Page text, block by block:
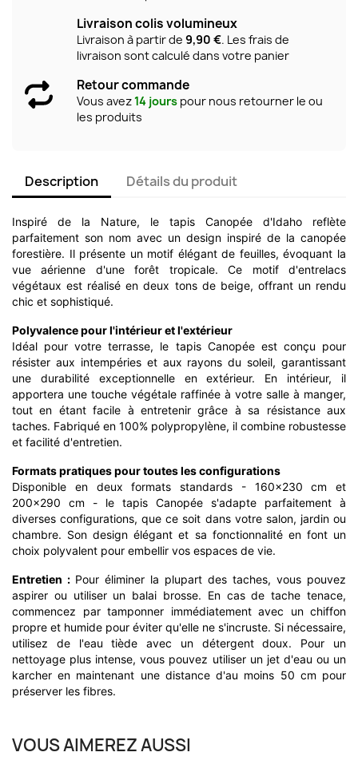
Livraison colis volumineux
Livraison à partir de 9,90 €. Les frais de
livraison sont calculé dans votre panier
Retour commande
Vous avez14 jours pour nous retourner le ou
les produits
Description Détails du produit
Inspiré de la Nature, le tapis Canopée d'Idaho reflète
parfaitement son nom avec un design inspiré de la canopée
forestière. Il présente un motif élégant de feuilles, évoquant la
vue aérienne d'une forêt tropicale. Ce motif d'entrelacs
végétaux est réalisé en deux tons de beige, offrant un rendu
chic et sophistiqué.
Polyvalence pour l'intérieur et l'extérieur
Idéal pour votre terrasse, le tapis Canopée est conçu pour
résister aux intempéries et aux rayons du soleil, garantissant
une durabilité exceptionnelle en extérieur. En intérieur, il
apportera une touche végétale raffinée à votre salle à manger,
tout en étant facile à entretenir grâce à sa résistance aux
taches. Fabriqué en 100% polypropylène, il combine robustesse
et facilité d'entretien.
Formats pratiques pour toutes les configurations
Disponible en deux formats standards - 160x230 cm et
200x290 cm - le tapis Canopée s'adapte parfaitement à
diverses configurations, que ce soit dans votre salon, jardin ou
chambre. Son design élégant et sa fonctionnalité en font un
choix polyvalent pour embellir vos espaces de vie.
Entretien : Pour éliminer la plupart des taches, vous pouvez
aspirer ou utiliser un balai brosse. En cas de tache tenace,
commencez par tamponner immédiatement avec un chiffon
propre et humide pour éviter qu'elle ne s'incruste. Si nécessaire,
utilisez de l'eau tiède avec un détergent doux. Pour un
nettoyage plus intense, vous pouvez utiliser un jet d'eau ou un
karcher en maintenant une distance d'au moins 50 cm pour
préserver les fibres.
VOUS AIMEREZ AUSSI